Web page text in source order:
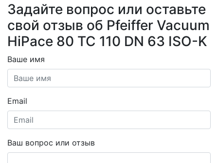
Задайте вопрос или оставьте
свой отзыв об Pfeiffer Vacuum
HiPace 80 TC 110 DN 63 ISO-K
Ваше имя
Email
Ваш вопрос или отзыв